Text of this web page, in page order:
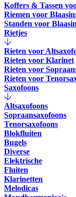
Koffers & Tassen
Riemen voor
Standen voor
Rietjes
Rieten voor
Rieten voor Klarinet
Rieten voor
Rieten voor
Saxofoons
Altsaxofoons
Sopraansaxofoons
Tenorsaxofoons
Blokfluiten
Bugels
Diverse
Elektrische
Fluiten
Klarinetten
Melodicas